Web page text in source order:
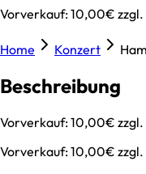
Vorverkauf: 10,00€
Home Konzert
Beschreibung
Vorverkauf: 10,00€
Vorverkauf: 10,00€